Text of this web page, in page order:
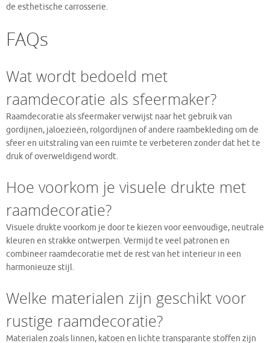
de esthetische carrosserie.
FAQs
Wat wordt bedoeld met
raamdecoratie als sfeermaker?
Raamdecoratie als sfeermaker verwijst naar het gebruik van
gordijnen, jaloezieën, rolgordijnen of andere raambekleding om de
sfeer en uitstraling van een ruimte te verbeteren zonder dat het te
druk of overweldigend wordt.
Hoe voorkom je visuele drukte met
raamdecoratie?
Visuele drukte voorkom je door te kiezen voor eenvoudige, neutrale
kleuren en strakke ontwerpen. Vermijd te veel patronen en
combineer raamdecoratie met de rest van het interieur in een
harmonieuze stijl.
Welke materialen zijn geschikt voor
rustige raamdecoratie?
Materialen zoals linnen, katoen en lichte transparante stoffen zijn